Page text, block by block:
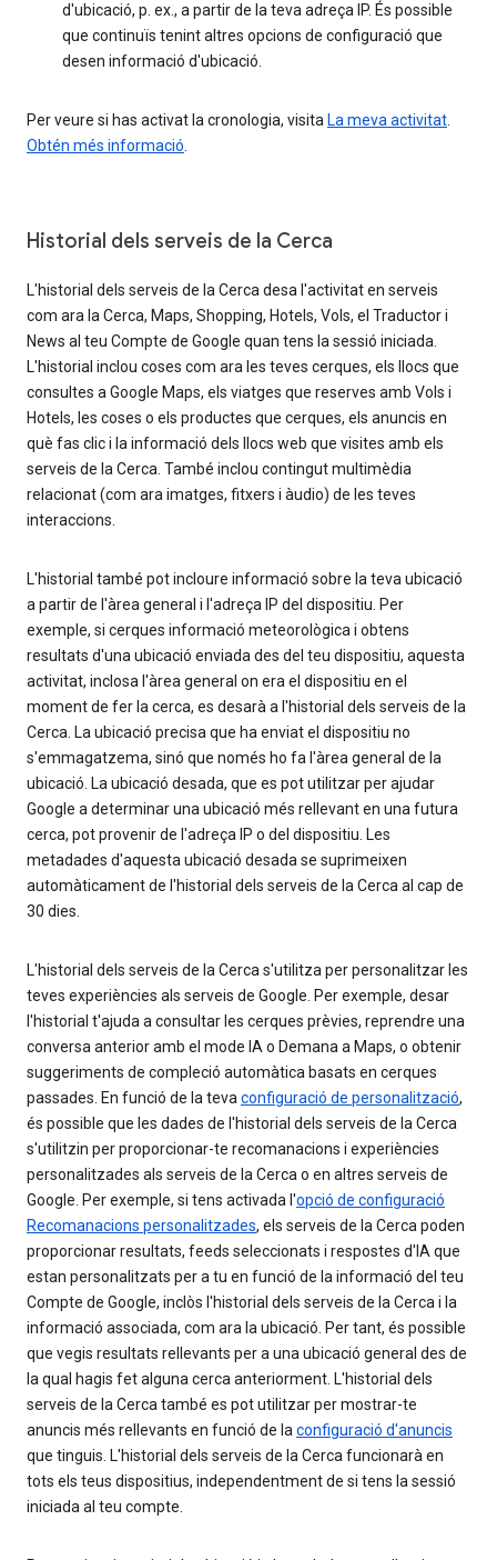
d'ubicació, p. ex., a partir de la teva adreça IP. És possible
que continuïs tenint altres opcions de configuració que
desen informació d'ubicació.
Per veure si has activat la cronologia, visita La meva activitat.
Obtén més informació.
Historial dels serveis de la Cerca
L'historial dels serveis de la Cerca desa l'activitat en serveis
com ara la Cerca, Maps, Shopping, Hotels, Vols, el Traductor i
News al teu Compte de Google quan tens la sessió iniciada.
L'historial inclou coses com ara les teves cerques, els llocs que
consultes a Google Maps, els viatges que reserves amb Vols i
Hotels, les coses o els productes que cerques, els anuncis en
què fas clic i la informació dels llocs web que visites amb els
serveis de la Cerca. També inclou contingut multimèdia
relacionat (com ara imatges, fitxers i àudio) de les teves
interaccions.
L'historial també pot incloure informació sobre la teva ubicació
a partir de l'àrea general i l'adreça IP del dispositiu. Per
exemple, si cerques informació meteorològica i obtens
resultats d'una ubicació enviada des del teu dispositiu, aquesta
activitat, inclosa l'àrea general on era el dispositiu en el
moment de fer la cerca, es desarà a l'historial dels serveis de la
Cerca. La ubicació precisa que ha enviat el dispositiu no
s'emmagatzema, sinó que només ho fa l'àrea general de la
ubicació. La ubicació desada, que es pot utilitzar per ajudar
Google a determinar una ubicació més rellevant en una futura
cerca, pot provenir de l'adreça IP o del dispositiu. Les
metadades d'aquesta ubicació desada se suprimeixen
automàticament de l'historial dels serveis de la Cerca al cap de
30 dies.
L'historial dels serveis de la Cerca s'utilitza per personalitzar les
teves experiències als serveis de Google. Per exemple, desar
l'historial t'ajuda a consultar les cerques prèvies, reprendre una
conversa anterior amb el mode IA o Demana a Maps, o obtenir
suggeriments de compleció automàtica basats en cerques
passades. En funció de la tevaconfiguració de personalització,
és possible que les dades de l'historial dels serveis de la Cerca
s'utilitzin per proporcionar-te recomanacions i experiències
personalitzades als serveis de la Cerca o en altres serveis de
Google. Per exemple, si tens activada l'opció de configuració
Recomanacions personalitzades, els serveis de la Cerca poden
proporcionar resultats, feeds seleccionats i respostes d'IA que
estan personalitzats per a tu en funció de la informació del teu
Compte de Google, inclòs l'historial dels serveis de la Cerca i la
informació associada, com ara la ubicació. Per tant, és possible
que vegis resultats rellevants per a una ubicació general des de
la qual hagis fet alguna cerca anteriorment. L'historial dels
serveis de la Cerca també es pot utilitzar per mostrar-te
anuncis més rellevants en funció de laconfiguració d'anuncis
que tinguis. L'historial dels serveis de la Cerca funcionarà en
tots els teus dispositius, independentment de si tens la sessió
iniciada al teu compte.